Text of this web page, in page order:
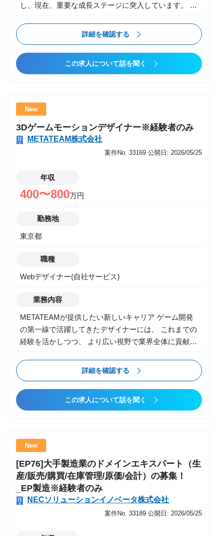
し、現在、重要な成長ステージに突入しています。 こ
企業のプロダクト開発（リンク＆モチベーション様の
『モチベーションクラウド』やデータX様の『b-
dash』など）を、上流から下流まで一貫して担い、技
術力と推進力を強みに実績を積み重ねてきました。 今
にコンサルティング部門を立ち上げました。 今回の募
集は、その部門拡大のための中核メンバーとして、案
件参画を通じて価値提供を行いながら、組織づくりや
中長期的な事業戦略を共に推進してくださるコンサル
（PoC）」から「実装・定着」へと急速に移行してい
ます。 一方で現場では、以下のような課題が多く残っ
ています。 ・PoCは実施したが、本番導入に至らない
・業務課題とAI活用が結びつかず、成果が出ない ・デ
ータ・IT基盤・セキュリティなどの設計が追いつかな
い ・現場と経営層の意思決定をつなぐ人材が不足して
に、AI領域における「構想?実装?定着」を一貫して推
進できる中核人材を募集します。 業務内容 【Manager
拡大 ・AI領域の提案活動、キーマンとのリレーション
・PoCで終わらせず、実導入・定着までリード ・AIコ
ンサル組織の仕組み化の推進 ・若手コンサルタントの
育成・教育・マネジメント 【Senior Manager職】 ・
主要顧客の責任者として、プロジェクト品質向上と顧
客貢献最大化 ・AI領域の案件創出・大型提案の推進
・組織づくり・採用・育成・カルチャー浸透の主導 ・
経営幹部候補としての会社貢献 特色/魅力 ・AI領域の
構想策定?実装?定着までEnd to Endで支援できる ・技
コアメンバーとして組織づくりにも関われる ・ワンプ
ール制で業界に縛られずAI活用支援が可能 直近プロジ
ェクト事例 ■大手小売業：DX推進／業務改革支援（構
想?計画策定、PMO） ■大手保険会社：システム企
画・RFP作成支援 ■大手企業：セキュリティ導入計画
策定支援 ※今後は生成AI活用の案件拡大を予定
詳細を確認する
この求人について話を聞く
New
3Dゲームモーションデザイナー※経験者のみ
METATEAM株式会社
案件No. 33169 公開日: 2026/05/25
年収
400〜800万円
勤務地
東京都
職種
Webデザイナー(自社サービス)
業務内容
METATEAMが提供したい新しいキャリア ゲーム開発
の第一線で活躍してきたデザイナーには、 これまでの
経験を活かしつつ、 より広い視野で業界全体に貢献で
の引き出しを増やす ・チームマネジメントや組織構築
など、ビジネススキルを磨く成長機会 ・新規事業にも
挑戦可能 経験を多く積んでさらにスキルアップしたい
方、 現場経験を生かしてキャリアの幅を広げたい方に
／敵／ボス／NPCなどのモーション制作と実装を担当
します。 ゲームのモーションは、映像と異なり プレ
イフィール、同期、レスポンス、遷移、当たり判定、
最適化、ゲーム性 を強く意識して制作する必要があり
ます。 【主な業務】 ▼ キャラクターモーション制作
・キャラクターアクション（攻撃／回避／移動／待機
／スキル） ・バトルアニメーション（コンボ、必殺
詳細を確認する
この求人について話を聞く
New
[EP76]大手製造業のドメインエキスパート（生
産/販売/購買/在庫管理/原価/会計）の募集！
_EP製造※経験者のみ
NECソリューションイノベータ株式会社
案件No. 33189 公開日: 2026/05/25